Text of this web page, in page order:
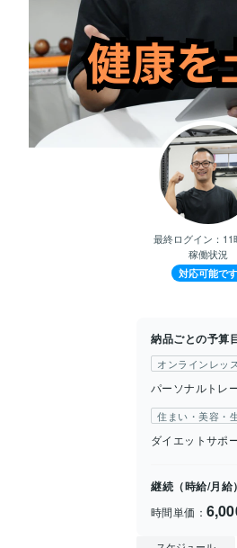
最終ログイン： 11
稼働状況
対応可能です
納品ごとの予算
オンラインレッ
パーソナルトレ
住まい・美容・
ダイエットサポ
継続（時給/月給
時間単価：